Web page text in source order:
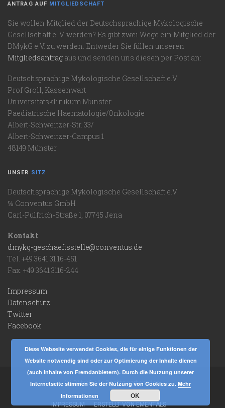
ANTRAG AUF MITGLIEDSCHAFT
Sie wollen Mitglied der Deutschsprachige Mykologische
Gesellschaft e. V. werden? Es gibt zwei Wege ein Mitglied der
DMykG e.V. zu werden. Entweder Sie füllen unseren
Mitgliedsantrag aus und senden uns diesen per Post an:
Deutschsprachige Mykologische Gesellschaft e.V.
Prof Groll, Kassenwart
Universitätsklinikum Münster
Paediatrische Haematologie/Onkologie
Albert-Schweitzer-Str. 33/
Albert-Schweitzer-Campus 1
48149 Münster
UNSER SITZ
Deutschsprachige Mykologische Gesellschaft e.V.
℅ Conventus GmbH
Carl-Pulfrich-Straße 1, 07745 Jena
Kontakt
dmykg-geschaeftsstelle@conventus.de
Tel. +49 3641 31 16-451
Fax. +49 3641 3116-244
Impressum
Datenschutz
Twitter
Facebook
(c) DMykG alle Rechte vorbehalten.
IMPRESSUM ERSTELLT VON EMENTALS
Diese Webseite verwendet Cookies, die für einige Funktionen der
Website notwendig sind oder zur Optimierung der Inhalte dienen
(auch Inhalte von Fremdanbietern). Durch die Nutzung unserer
Internetseite stimmen Sie der Nutzung von Cookies zu.Mehr
Informationen
OK